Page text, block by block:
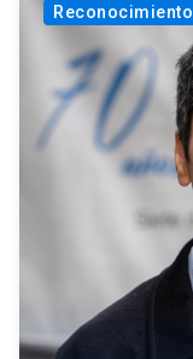
Reconocimiento